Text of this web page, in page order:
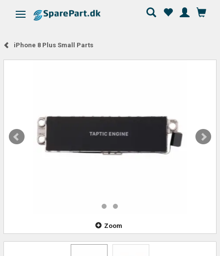
Skifte navigation
iPhone 8 Plus Small Parts
Zoom